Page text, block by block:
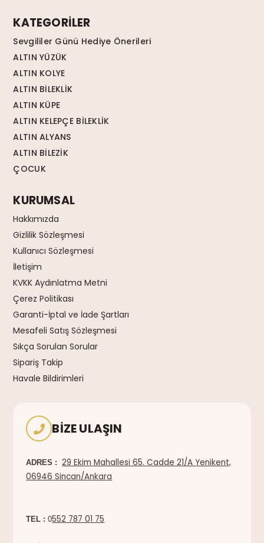
KATEGORİLER
Sevgililer Günü Hediye Önerileri
ALTIN YÜZÜK
ALTIN KOLYE
ALTIN BİLEKLİK
ALTIN KÜPE
ALTIN KELEPÇE BİLEKLİK
ALTIN ALYANS
ALTIN BİLEZİK
ÇOCUK
KURUMSAL
Hakkımızda
Gizlilik Sözleşmesi
Kullanıcı Sözleşmesi
İletişim
KVKK Aydınlatma Metni
Çerez Politikası
Garanti-İptal ve İade Şartları
Mesafeli Satış Sözleşmesi
Sıkça Sorulan Sorular
Sipariş Takip
Havale Bildirimleri
BIZE ULAŞIN
ADRES :
29 Ekim Mahallesi 65. Cadde 21/A Yenikent,
06946 Sincan/Ankara
TEL : 0552 787 01 75